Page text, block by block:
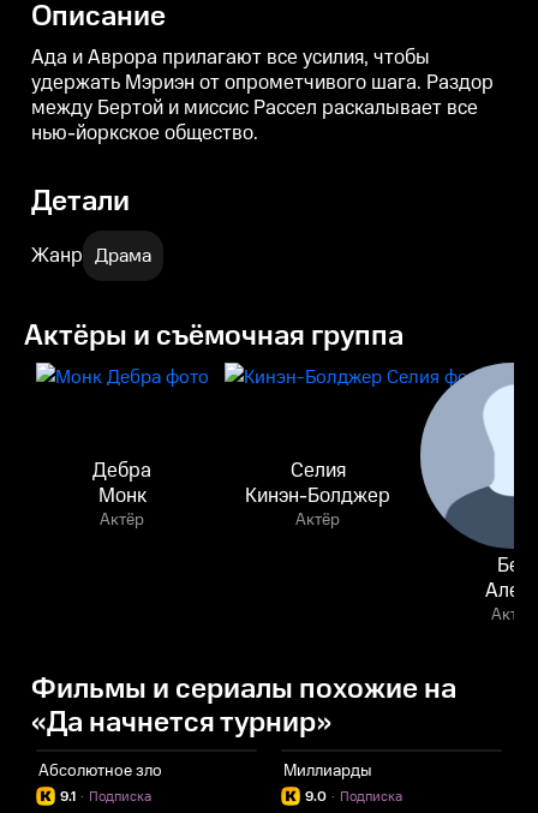
Описание
Ада и Аврора прилагают все усилия, чтобы
удержать Мэриэн от опрометчивого шага. Раздор
между Бертой и миссис Рассел раскалывает все
нью-йоркское общество.
Детали
Жанр Драма
Актёры и съёмочная группа
Дебра
Монк
Актёр
Селия
Кинэн-Болджер
Актёр
Бен
Актёр
Фильмы и сериалы похожие на
«Да начнется турнир»
Абсолютное зло
9.1 Подписка
·
Миллиарды
9.0 Подписка
·